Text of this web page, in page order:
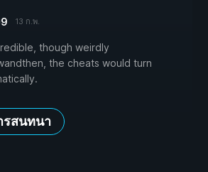
13 ก.พ.
though weirdly
the cheats would turn
รสนทนา